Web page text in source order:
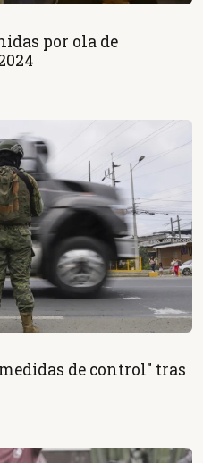
por ola de
de control" tras